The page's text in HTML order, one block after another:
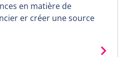
en matière de
er créer une source